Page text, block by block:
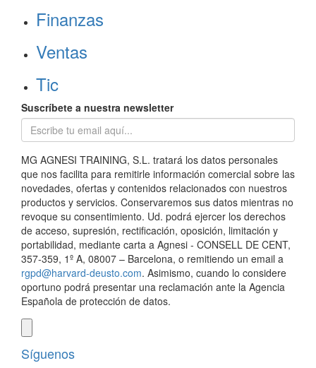
Finanzas
Ventas
Tic
Suscríbete a nuestra newsletter
MG AGNESI TRAINING, S.L. tratará los datos personales
que nos facilita para remitirle información comercial sobre las
novedades, ofertas y contenidos relacionados con nuestros
productos y servicios. Conservaremos sus datos mientras no
revoque su consentimiento. Ud. podrá ejercer los derechos
de acceso, supresión, rectificación, oposición, limitación y
portabilidad, mediante carta a Agnesi - CONSELL DE CENT,
357-359, 1º A, 08007 – Barcelona, o remitiendo un email a
rgpd@harvard-deusto.com. Asimismo, cuando lo considere
oportuno podrá presentar una reclamación ante la Agencia
Española de protección de datos.
Síguenos